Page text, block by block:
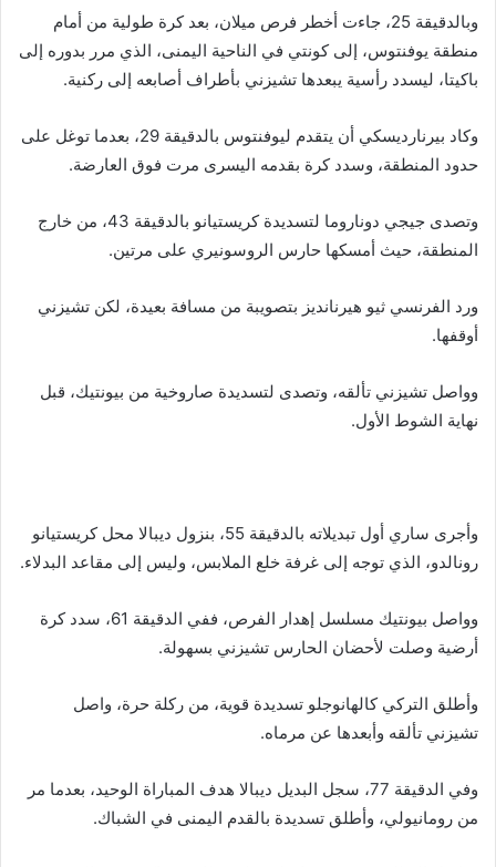
وبالدقيقة 25، جاءت أخطر فرص ميلان، بعد كرة طولية من أمام
منطقة يوفنتوس، إلى كونتي في الناحية اليمنى، الذي مرر بدوره إلى
باكيتا، ليسدد رأسية يبعدها تشيزني بأطراف أصابعه إلى ركنية.
وكاد بيرنارديسكي أن يتقدم ليوفنتوس بالدقيقة 29، بعدما توغل على
حدود المنطقة، وسدد كرة بقدمه اليسرى مرت فوق العارضة.
وتصدى جيجي دوناروما لتسديدة كريستيانو بالدقيقة 43، من خارج
المنطقة، حيث أمسكها حارس الروسونيري على مرتين.
ورد الفرنسي ثيو هيرنانديز بتصويبة من مسافة بعيدة، لكن تشيزني
أوقفها.
وواصل تشيزني تألقه، وتصدى لتسديدة صاروخية من بيونتيك، قبل
نهاية الشوط الأول.
وأجرى ساري أول تبديلاته بالدقيقة 55، بنزول ديبالا محل كريستيانو
رونالدو، الذي توجه إلى غرفة خلع الملابس، وليس إلى مقاعد البدلاء.
وواصل بيونتيك مسلسل إهدار الفرص، ففي الدقيقة 61، سدد كرة
أرضية وصلت لأحضان الحارس تشيزني بسهولة.
وأطلق التركي كالهانوجلو تسديدة قوية، من ركلة حرة، واصل
تشيزني تألقه وأبعدها عن مرماه.
وفي الدقيقة 77، سجل البديل ديبالا هدف المباراة الوحيد، بعدما مر
من رومانيولي، وأطلق تسديدة بالقدم اليمنى في الشباك.